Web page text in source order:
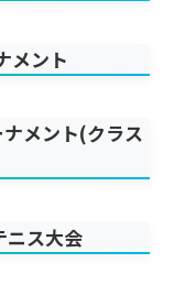
メント
メント(クラス
ニス大会